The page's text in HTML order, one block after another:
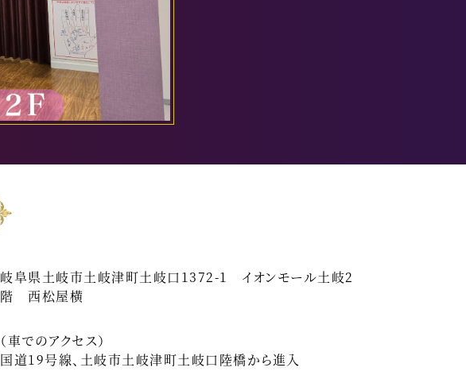
岐阜県土岐市土岐津町土岐口1372-1 イオンモール土岐2
階 西松屋横
（車でのアクセス）
国道19号線、土岐市土岐津町土岐口陸橋から進入